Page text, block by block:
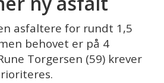
asfaltere for rundt 1,5
behovet er på 4
Torgersen (59) krever